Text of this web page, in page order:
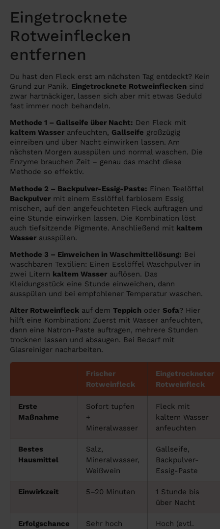
Eingetrocknete
Rotweinflecken
entfernen
Du hast den Fleck erst am nächsten Tag entdeckt? Kein
Grund zur Panik. Eingetrocknete Rotweinflecken sind
zwar hartnäckiger, lassen sich aber mit etwas Geduld
fast immer noch behandeln.
Methode 1 – Gallseife über Nacht: Den Fleck mit
kaltem Wasser anfeuchten, Gallseife großzügig
einreiben und über Nacht einwirken lassen. Am
nächsten Morgen ausspülen und normal waschen. Die
Enzyme brauchen Zeit – genau das macht diese
Methode so effektiv.
Methode 2 – Backpulver-Essig-Paste: Einen Teelöffel
Backpulver mit einem Esslöffel farblosem Essig
mischen, auf den angefeuchteten Fleck auftragen und
eine Stunde einwirken lassen. Die Kombination löst
auch tiefsitzende Pigmente. Anschließend mit kaltem
Wasser ausspülen.
Methode 3 – Einweichen in Waschmittellösung: Bei
waschbaren Textilien: Einen Esslöffel Waschpulver in
zwei Litern kaltem Wasser auflösen. Das
Kleidungsstück eine Stunde einweichen, dann
ausspülen und bei empfohlener Temperatur waschen.
Alter Rotweinfleck auf dem Teppich oder Sofa? Hier
hilft eine Kombination: Zuerst mit Wasser anfeuchten,
dann eine Natron-Paste auftragen, mehrere Stunden
trocknen lassen und absaugen. Bei Bedarf mit
Glasreiniger nacharbeiten.
Frischer
Rotweinfleck
Eingetrockneter
Rotweinfleck
Erste
Maßnahme
Sofort tupfen
+
Mineralwasser
Fleck mit
kaltem Wasser
anfeuchten
Bestes
Hausmittel
Salz,
Mineralwasser,
Weißwein
Gallseife,
Backpulver-
Essig-Paste
Einwirkzeit 5–20 Minuten
1 Stunde bis
über Nacht
Erfolgschance Sehr hoch
Hoch (evtl.